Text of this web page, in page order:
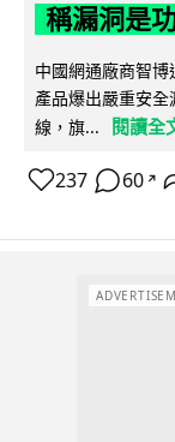
稱漏洞是
中國網通廠商智
產品爆出嚴重安
線，旗...
閱讀全
237 60 ↗